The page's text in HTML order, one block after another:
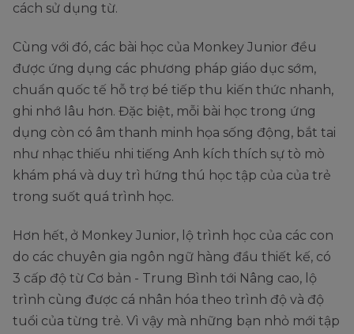
cách sử dụng từ.
Cùng với đó, các bài học của Monkey Junior đều
được ứng dụng các phương pháp giáo dục sớm,
chuẩn quốc tế hỗ trợ bé tiếp thu kiến thức nhanh,
ghi nhớ lâu hơn. Đặc biệt, mỗi bài học trong ứng
dụng còn có âm thanh minh họa sống động, bắt tai
như nhạc thiếu nhi tiếng Anh kích thích sự tò mò
khám phá và duy trì hứng thú học tập của của trẻ
trong suốt quá trình học.
Hơn hết, ở Monkey Junior, lộ trình học của các con
do các chuyên gia ngôn ngữ hàng đầu thiết kế, có
3 cấp độ từ Cơ bản - Trung Bình tới Nâng cao, lộ
trình cùng được cá nhân hóa theo trình độ và độ
tuổi của từng trẻ. Vì vậy mà những bạn nhỏ mới tập